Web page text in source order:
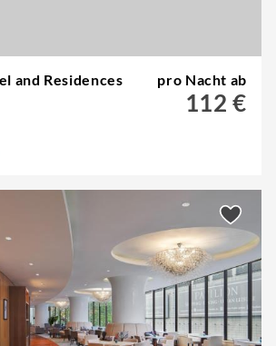
and Residences
pro Nacht ab
112 €